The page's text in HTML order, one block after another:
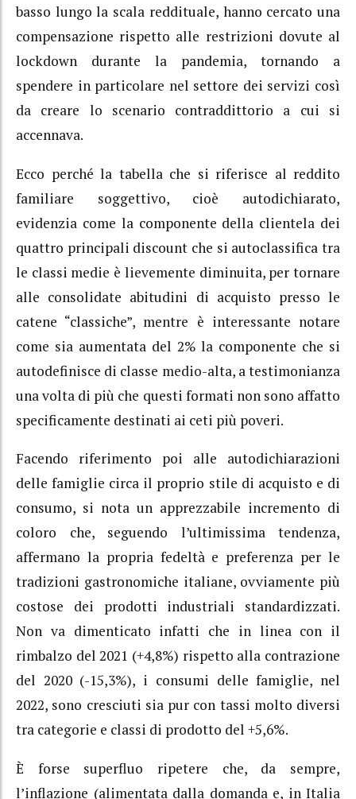
basso lungo la scala reddituale, hanno cercato una
compensazione rispetto alle restrizioni dovute al
lockdown durante la pandemia, tornando a
spendere in particolare nel settore dei servizi così
da creare lo scenario contraddittorio a cui si
accennava.
Ecco perché la tabella che si riferisce al reddito
familiare soggettivo, cioè autodichiarato,
evidenzia come la componente della clientela dei
quattro principali discount che si autoclassifica tra
le classi medie è lievemente diminuita, per tornare
alle consolidate abitudini di acquisto presso le
catene “classiche”, mentre è interessante notare
come sia aumentata del 2% la componente che si
autodefinisce di classe medio-alta, a testimonianza
una volta di più che questi formati non sono affatto
specificamente destinati ai ceti più poveri.
Facendo riferimento poi alle autodichiarazioni
delle famiglie circa il proprio stile di acquisto e di
consumo, si nota un apprezzabile incremento di
coloro che, seguendo l’ultimissima tendenza,
affermano la propria fedeltà e preferenza per le
tradizioni gastronomiche italiane, ovviamente più
costose dei prodotti industriali standardizzati.
Non va dimenticato infatti che in linea con il
rimbalzo del 2021 (+4,8%) rispetto alla contrazione
del 2020 (-15,3%), i consumi delle famiglie, nel
2022, sono cresciuti sia pur con tassi molto diversi
tra categorie e classi di prodotto del +5,6%.
È forse superfluo ripetere che, da sempre,
l’inflazione (alimentata dalla domanda e, in Italia